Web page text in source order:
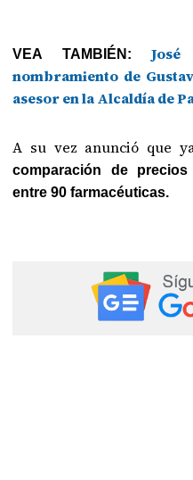
VEA TAMBIÉN:
nombramiento de
asesor en la Alcaldía de
A su vez anunció que
comparación de
entre 90 farmacéuticas.